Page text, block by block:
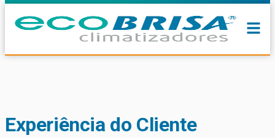
Experiência do Cliente